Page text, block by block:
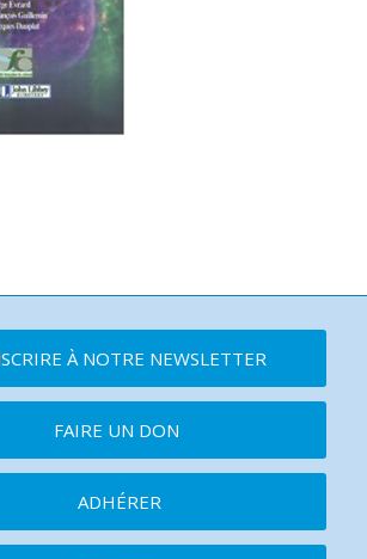
À NOTRE NEWSLETTER
FAIRE UN DON
ADHÉRER